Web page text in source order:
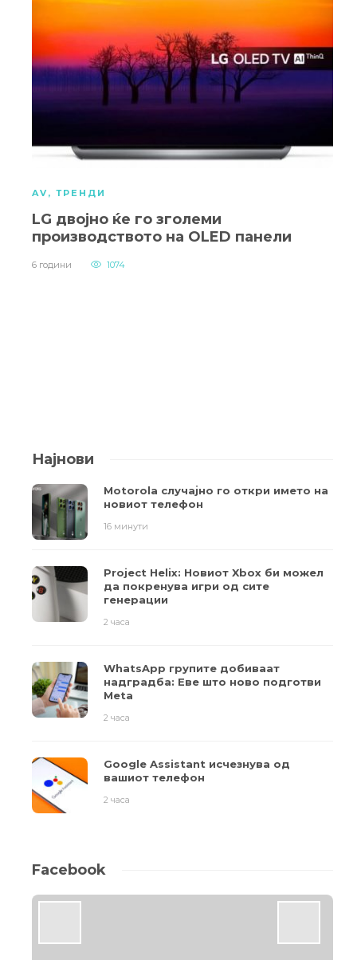
AV , ТРЕНДИ
LG двојно ќе го зголеми
производството на OLED панели
6 години 1074
Најнови
Motorola случајно го откри името на
новиот телефон
16 минути
Project Helix: Новиот Xbox би можел
да покренува игри од сите
генерации
2 часа
WhatsApp групите добиваат
надградба: Еве што ново подготви
Meta
2 часа
Google Assistant исчезнува од
вашиот телефон
2 часа
Facebook